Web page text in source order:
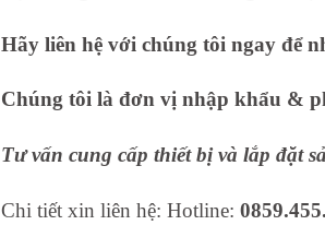
Hãy liên hệ với chúng tôi ngay để
Chúng tôi là đơn vị nhập khẩu &
Tư vấn cung cấp thiết bị và lắp đặt
Chi tiết xin liên hệ: Hotline: